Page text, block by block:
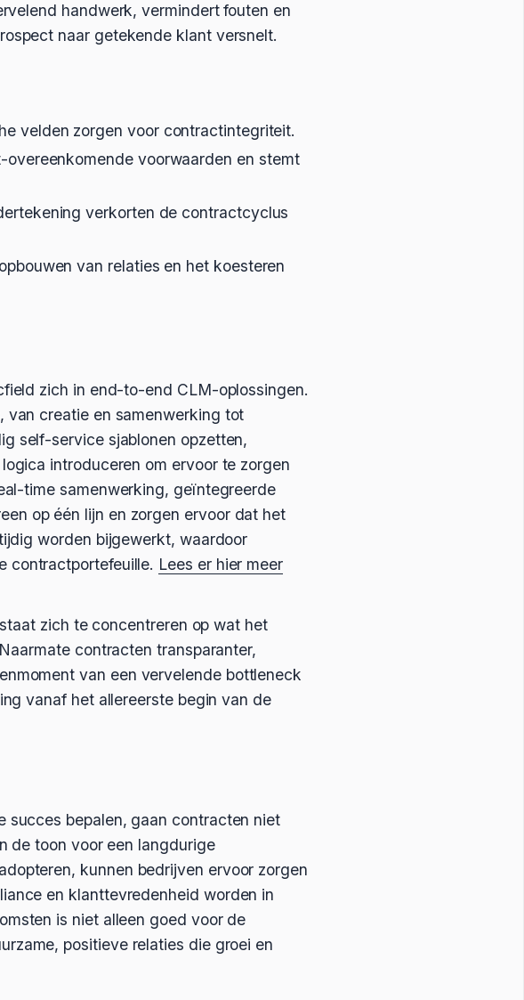
handwerk, vermindert fouten en
naar getekende klant versnelt.
velden zorgen voor contractintegriteit.
voorwaarden en stemt
verkorten de contractcyclus
van relaties en het koesteren
zich in end-to-end CLM-oplossingen.
creatie en samenwerking tot
self-service sjablonen opzetten,
introduceren om ervoor te zorgen
time samenwerking, geïntegreerde
op één lijn en zorgen ervoor dat het
worden bijgewerkt, waardoor
contractportefeuille. Lees er hier meer
zich te concentreren op wat het
contracten transparanter,
van een vervelende bottleneck
vanaf het allereerste begin van de
succes bepalen, gaan contracten niet
de toon voor een langdurige
kunnen bedrijven ervoor zorgen
en klanttevredenheid worden in
is niet alleen goed voor de
positieve relaties die groei en